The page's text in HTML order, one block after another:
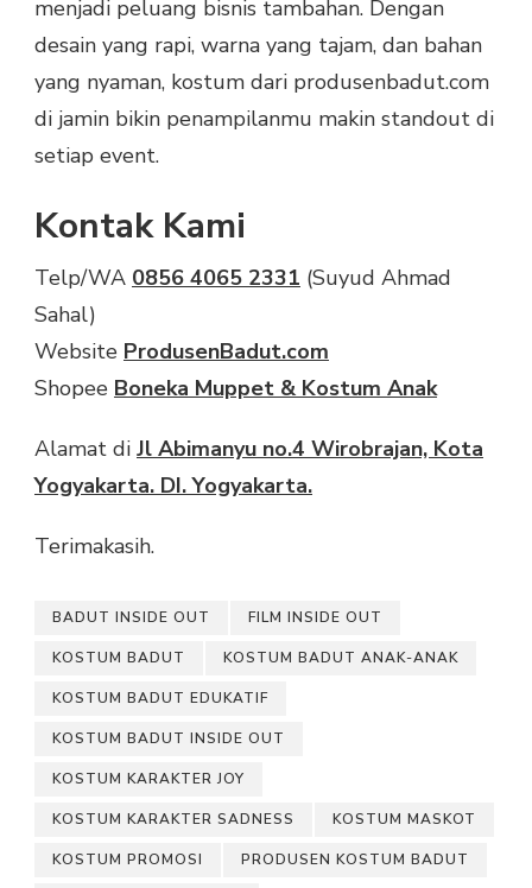
menjadi peluang bisnis tambahan. Dengan
desain yang rapi, warna yang tajam, dan bahan
yang nyaman, kostum dari produsenbadut.com
di jamin bikin penampilanmu makin standout di
setiap event.
Kontak Kami
Telp/WA 0856 4065 2331 (Suyud Ahmad
Sahal)
Website ProdusenBadut.com
Shopee Boneka Muppet & Kostum Anak
Alamat di Jl Abimanyu no.4 Wirobrajan, Kota
Yogyakarta. DI. Yogyakarta.
Terimakasih.
BADUT INSIDE OUT FILM INSIDE OUT
KOSTUM BADUT KOSTUM BADUT ANAK-ANAK
KOSTUM BADUT EDUKATIF
KOSTUM BADUT INSIDE OUT
KOSTUM KARAKTER JOY
KOSTUM KARAKTER SADNESS KOSTUM MASKOT
KOSTUM PROMOSI PRODUSEN KOSTUM BADUT